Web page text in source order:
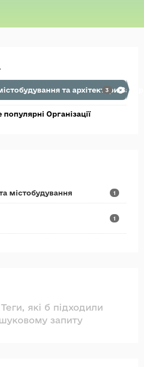
та архітектури
3
Організації
містобудування 1
1
які б підходили
запиту